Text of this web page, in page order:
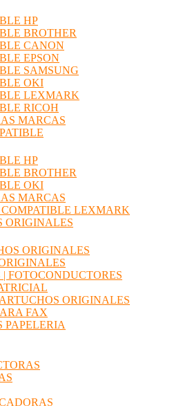
HP
BROTHER
CANON
EPSON
SAMSUNG
OKI
LEXMARK
RICOH
MARCAS
HP
BROTHER
OKI
MARCAS
LEXMARK
ORIGINALES
ORIGINALES
| FOTOCONDUCTORES
ORIGINALES
FAX
PAPELERIA